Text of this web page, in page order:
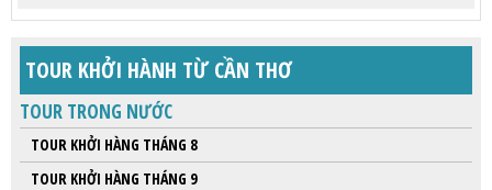
TOUR KHỞI HÀNH TỪ CẦN THƠ
TOUR TRONG NƯỚC
TOUR KHỞI HÀNG THÁNG 8
TOUR KHỞI HÀNG THÁNG 9